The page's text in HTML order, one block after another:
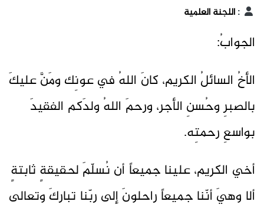
:اللجنة العلمية
الجوابُ:
الأخُ السائلُ الكريم، كانَ اللهُ في عونِك ومَنَّ عليكَ
بالصبرِ وحُسنِ الأجر، ورحمَ اللهُ ولدَكم الفقيدَ
بواسعِ رحمتِه.
أخي الكريم، علينا جميعاً أن نُسلّمَ لحقيقةٍ ثابتةٍ
ألا وهيَ أنّنا جميعاً راحلونَ إلى ربّنا تباركَ وتعالى